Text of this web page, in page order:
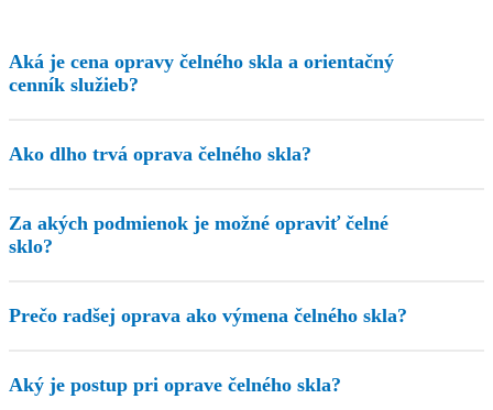
Aká je cena opravy čelného skla a orientačný
cenník služieb?
Ako dlho trvá oprava čelného skla?
Za akých podmienok je možné opraviť čelné
sklo?
Prečo radšej oprava ako výmena čelného skla?
Aký je postup pri oprave čelného skla?